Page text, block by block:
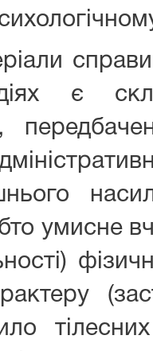
є склад
умисне